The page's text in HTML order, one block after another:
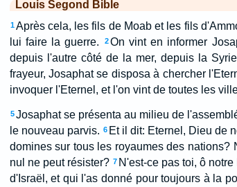
Louis Segond Bible
1 Après cela, les fils de Moab et les fils
lui faire la guerre.
2 On vint en informer
depuis l'autre côté de la mer, depuis la
frayeur, Josaphat se disposa à chercher
invoquer l'Eternel, et l'on vint de toutes les
5 Josaphat se présenta au milieu de
le nouveau parvis. 6 Et il dit: Eternel, Dieu de
domines sur tous les royaumes des
nul ne peut résister? 7 N'est-ce pas toi, ô
d'Israël, et qui l'as donné pour toujours à la